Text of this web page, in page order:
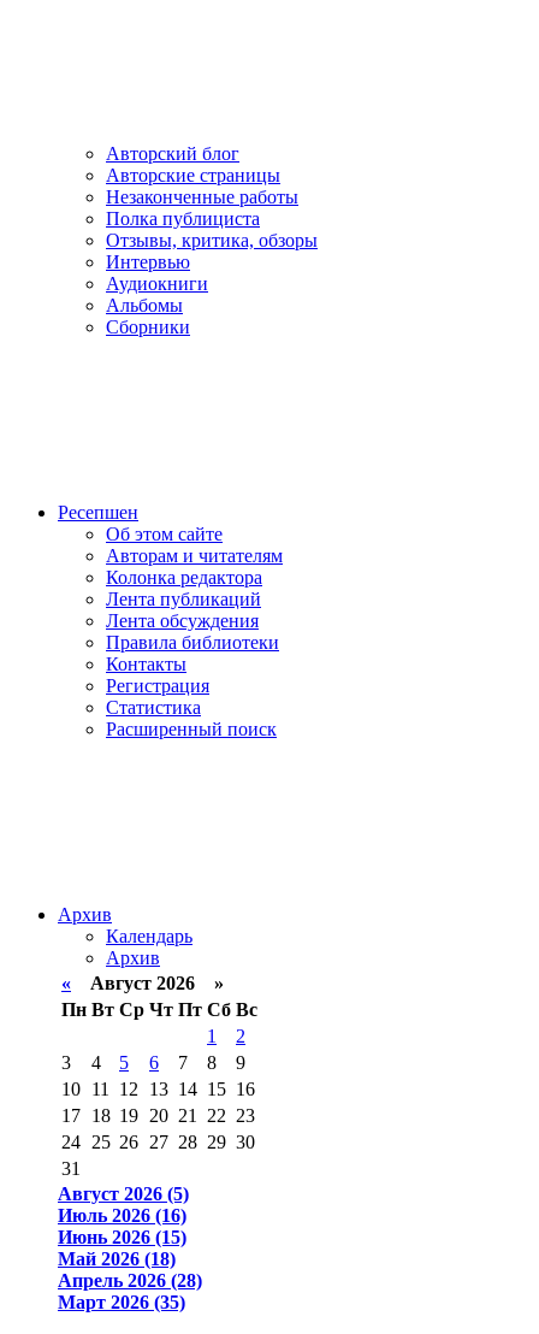
Авторский блог
Авторские страницы
Незаконченные работы
Полка публициста
Отзывы, критика, обзоры
Интервью
Аудиокниги
Альбомы
Сборники
Ресепшен
Об этом сайте
Авторам и читателям
Колонка редактора
Лента публикаций
Лента обсуждения
Правила библиотеки
Контакты
Регистрация
Статистика
Расширенный поиск
Архив
Календарь
Архив
« Август 2026 »
Пн Вт Ср Чт Пт Сб Вс
1
2
3
4 5 6 7 8
9
10 11 12 13 14 15 16
17 18 19 20 21 22 23
24 25 26 27 28 29 30
31
Август 2026 (5)
Июль 2026 (16)
Июнь 2026 (15)
Май 2026 (18)
Апрель 2026 (28)
Март 2026 (35)